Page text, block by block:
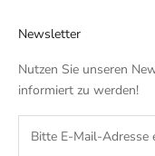
Newsletter
Nutzen Sie unseren
informiert zu werden!